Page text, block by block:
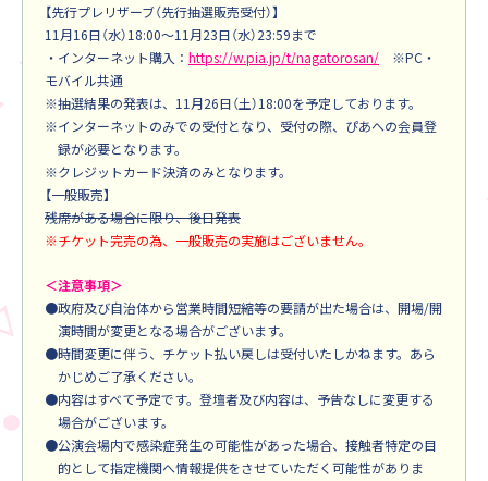
【先行プレリザーブ（先行抽選販売受付）】
11月16日（水）18:00～11月23日（水）23:59まで
・インターネット購入： https://w.pia.jp/t/nagatorosan/ ※PC・
モバイル共通
※抽選結果の発表は、11月26日（土）18:00を予定しております。
※インターネットのみでの受付となり、受付の際、ぴあへの会員登
録が必要となります。
※クレジットカード決済のみとなります。
【一般販売】
残席がある場合に限り、後日発表
※チケット完売の為、一般販売の実施はございません。
＜注意事項＞
●政府及び自治体から営業時間短縮等の要請が出た場合は、開場/開
演時間が変更となる場合がございます。
●時間変更に伴う、チケット払い戻しは受付いたしかねます。あら
かじめご了承ください。
●内容はすべて予定です。登壇者及び内容は、予告なしに変更する
場合がございます。
●公演会場内で感染症発生の可能性があった場合、接触者特定の目
的として指定機関へ情報提供をさせていただく可能性がありま